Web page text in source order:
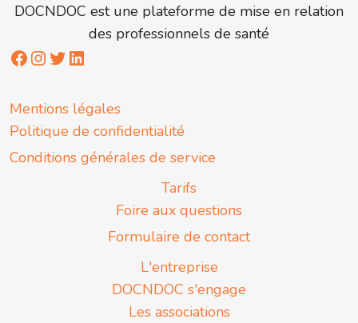
DOCNDOC est une plateforme de mise en relation
des professionnels de santé
Mentions légales
Politique de confidentialité
Conditions générales de service
Tarifs
Foire aux questions
Formulaire de contact
L'entreprise
DOCNDOC s'engage
Les associations